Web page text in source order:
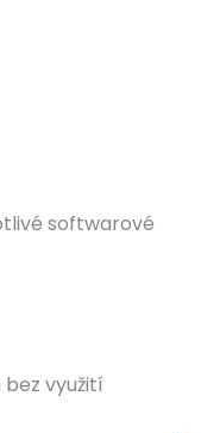
softwarové
využití